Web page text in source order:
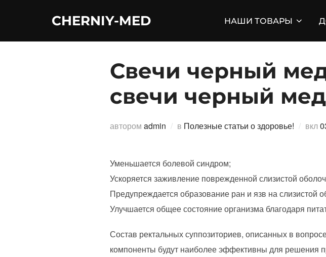
CHERNIY-MED НАШИ ТОВАРЫ
Свечи черный
свечи черный
автором admin в Полезные статьи о здоровье! вкл
Уменьшается болевой синдром;
Ускоряется заживление поврежденной слизистой
Предупреждается образование ран и язв на слизистой
Улучшается общее состояние организма благодаря
Состав ректальных суппозиториев, описанных в
компоненты будут наиболее эффективны для решения